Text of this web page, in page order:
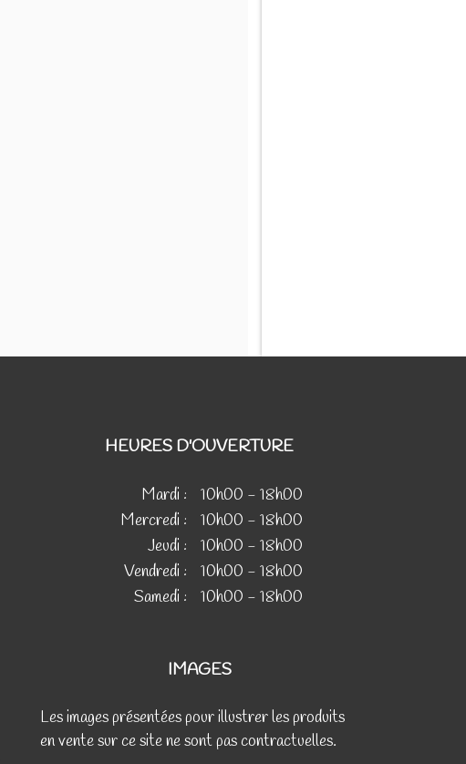
HEURES D'OUVERTURE
Mardi :
10h00 - 18h00
Mercredi :
10h00 - 18h00
Jeudi :
10h00 - 18h00
Vendredi :
10h00 - 18h00
Samedi :
10h00 - 18h00
IMAGES
Les images présentées pour illustrer les produits
en vente sur ce site ne sont pas contractuelles.